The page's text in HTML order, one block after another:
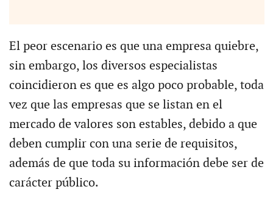
El peor escenario es que una empresa quiebre,
sin embargo, los diversos especialistas
coincidieron es que es algo poco probable, toda
vez que las empresas que se listan en el
mercado de valores son estables, debido a que
deben cumplir con una serie de requisitos,
además de que toda su información debe ser de
carácter público.